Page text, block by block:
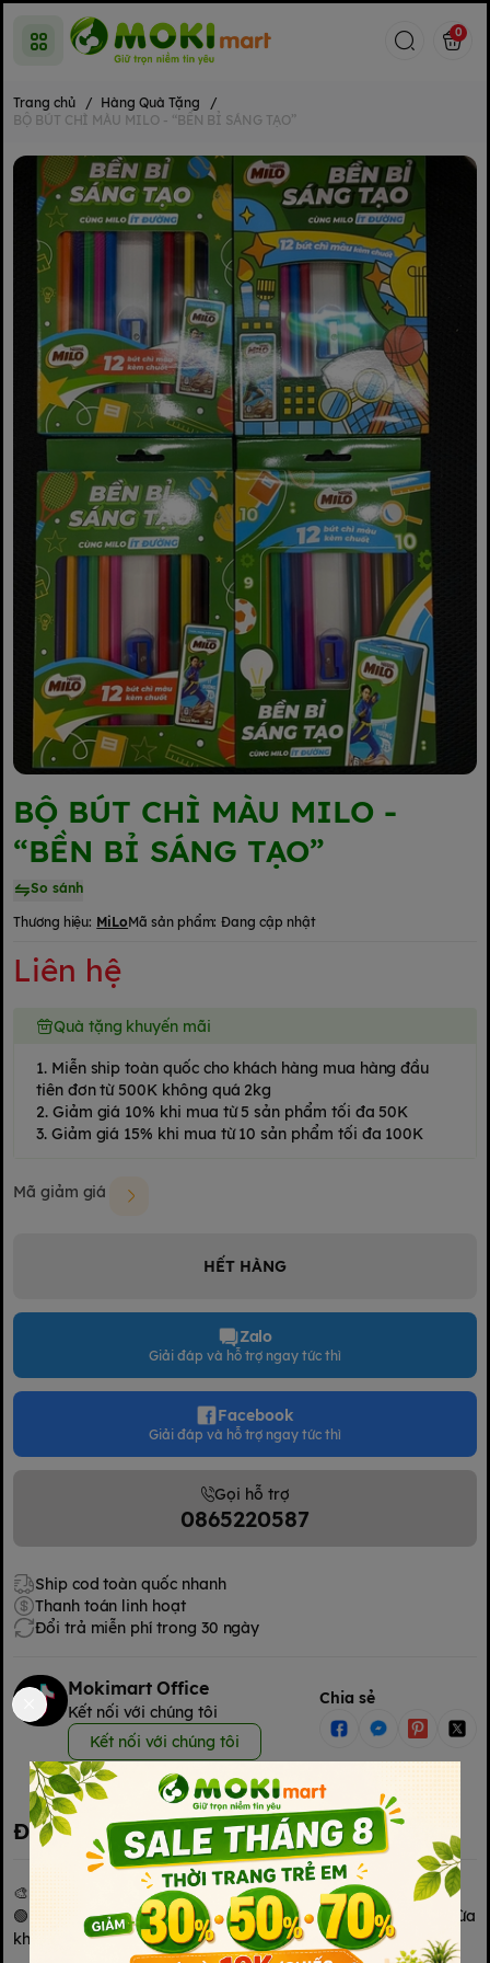
0
Trang chủ / Hàng Quà Tặng
/
BỘ BÚT CHÌ MÀU MILO - “BỀN BỈ SÁNG TẠO”
BỘ BÚT CHÌ MÀU MILO -
“BỀN BỈ SÁNG TẠO”
So sánh
Thương hiệu: MiLoMã sản phẩm: Đang cập nhật
Liên hệ
Quà tặng khuyến mãi
1. Miễn ship toàn quốc cho khách hàng mua hàng đầu
tiên đơn từ 500K không quá 2kg
2. Giảm giá 10% khi mua từ 5 sản phẩm tối đa 50K
3. Giảm giá 15% khi mua từ 10 sản phẩm tối đa 100K
Mã giảm giá
HẾT HÀNG
Zalo
Giải đáp và hỗ trợ ngay tức thì
Facebook
Giải đáp và hỗ trợ ngay tức thì
Gọi hỗ trợ
0865220587
Ship cod toàn quốc nhanh
Thanh toán linh hoạt
Đổi trả miễn phí trong 30 ngày
Mokimart Office
Kết nối với chúng tôi
Kết nối với chúng tôi
Chia sẻ
Đặc điểm nổi bật
🎨 BỘ BÚT CHÌ MÀU MILO - “BỀN BỈ SÁNG TẠO”
🟢 Quà tặng siêu dễ thương dành cho bé, vừa học vừa chơi, vừa
khỏe mạnh!